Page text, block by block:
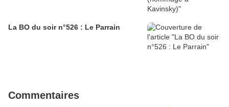
La BO du soir n°526 : Le Parrain
Commentaires